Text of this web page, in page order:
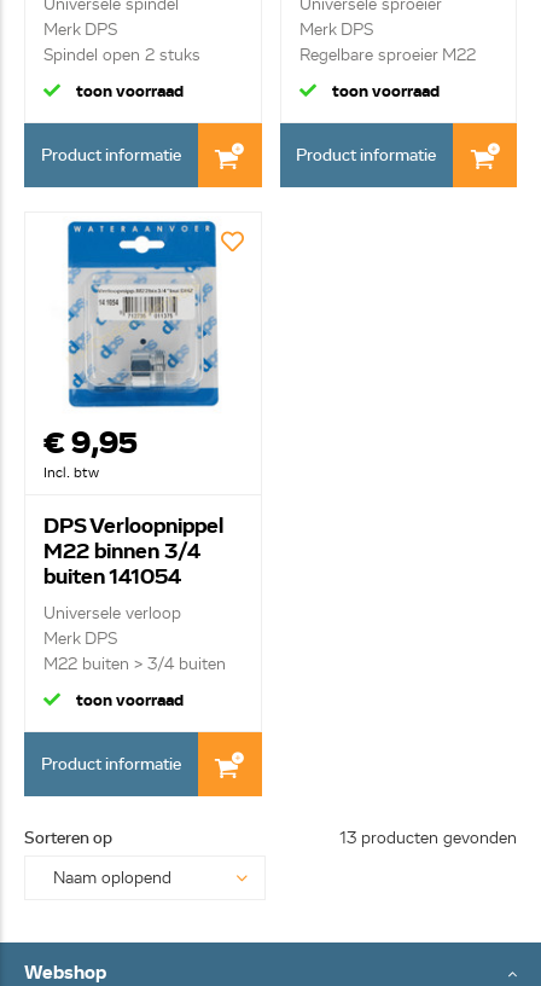
Universele spindel
Merk DPS
Spindel open 2 stuks
toon voorraad
Product informatie
Universele sproeier
Merk DPS
Regelbare sproeier M22
toon voorraad
Product informatie
€ 9,95
Incl. btw
DPS Verloopnippel
M22 binnen 3/4
buiten 141054
Universele verloop
Merk DPS
M22 buiten > 3/4 buiten
chroom
toon voorraad
Product informatie
Sorteren op 13 producten gevonden
Webshop